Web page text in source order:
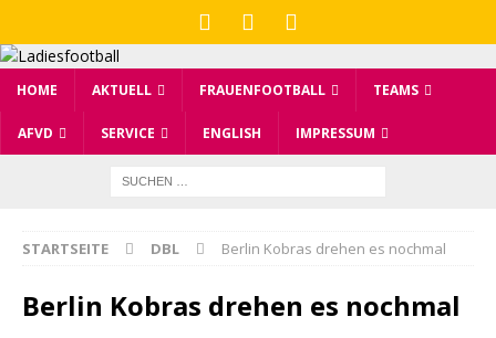
HOME AKTUELL FRAUENFOOTBALL TEAMS
AFVD SERVICE ENGLISH IMPRESSUM
STARTSEITE DBL Berlin Kobras drehen es nochmal
Berlin Kobras drehen es nochmal